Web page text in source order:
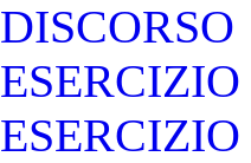
DISCORSO